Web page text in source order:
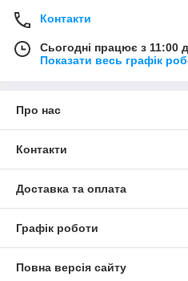
Контакти
Сьогодні працює з 11:00
Показати весь графік
Про нас
Контакти
Доставка та оплата
Графік роботи
Повна версія сайту